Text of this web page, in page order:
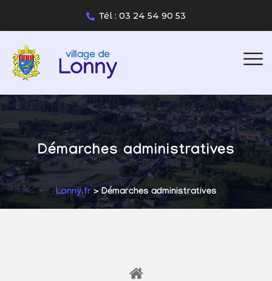
Tél : 03 24 54 90 53
Démarches administratives
Lonny.fr> Démarches administratives